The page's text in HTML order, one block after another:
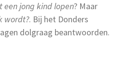
een jong kind lopen? Maar
wordt?. Bij het Donders
dolgraag beantwoorden.